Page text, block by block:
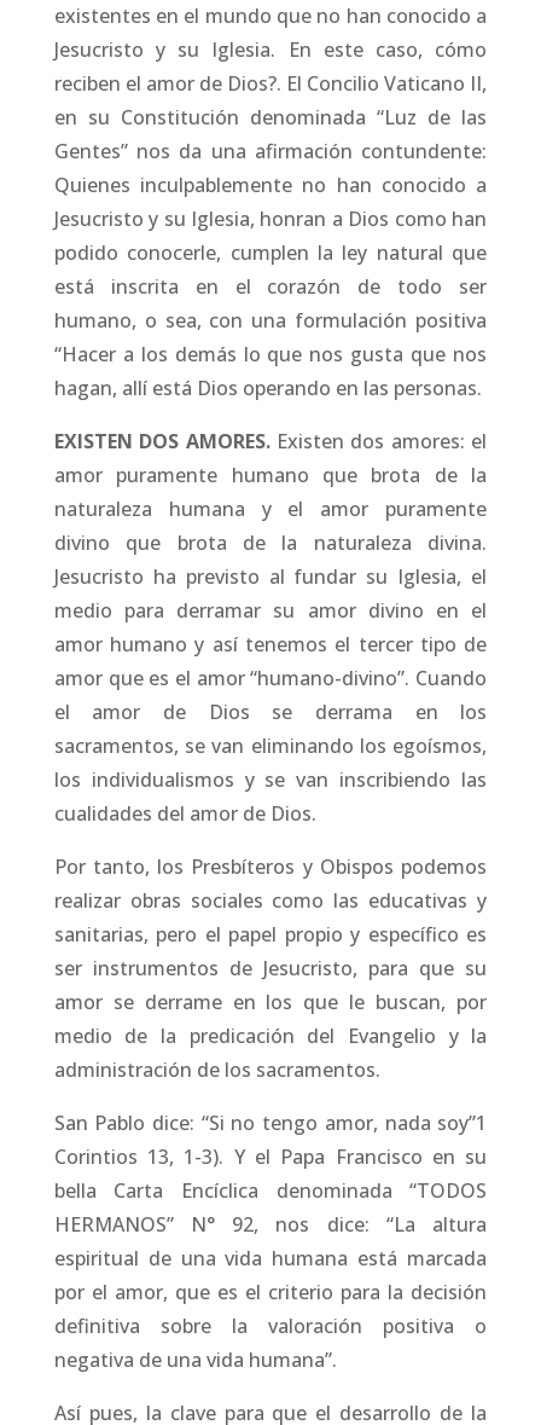
existentes en el mundo que no han conocido a
Jesucristo y su Iglesia. En este caso, cómo
reciben el amor de Dios?. El Concilio Vaticano II,
en su Constitución denominada “Luz de las
Gentes” nos da una afirmación contundente:
Quienes inculpablemente no han conocido a
Jesucristo y su Iglesia, honran a Dios como han
podido conocerle, cumplen la ley natural que
está inscrita en el corazón de todo ser
humano, o sea, con una formulación positiva
“Hacer a los demás lo que nos gusta que nos
hagan, allí está Dios operando en las personas.
EXISTEN DOS AMORES. Existen dos amores: el
amor puramente humano que brota de la
naturaleza humana y el amor puramente
divino que brota de la naturaleza divina.
Jesucristo ha previsto al fundar su Iglesia, el
medio para derramar su amor divino en el
amor humano y así tenemos el tercer tipo de
amor que es el amor “humano-divino”. Cuando
el amor de Dios se derrama en los
sacramentos, se van eliminando los egoísmos,
los individualismos y se van inscribiendo las
cualidades del amor de Dios.
Por tanto, los Presbíteros y Obispos podemos
realizar obras sociales como las educativas y
sanitarias, pero el papel propio y específico es
ser instrumentos de Jesucristo, para que su
amor se derrame en los que le buscan, por
medio de la predicación del Evangelio y la
administración de los sacramentos.
San Pablo dice: “Si no tengo amor, nada soy”1
Corintios 13, 1-3). Y el Papa Francisco en su
bella Carta Encíclica denominada “TODOS
HERMANOS” N° 92, nos dice: “La altura
espiritual de una vida humana está marcada
por el amor, que es el criterio para la decisión
definitiva sobre la valoración positiva o
negativa de una vida humana”.
Así pues, la clave para que el desarrollo de la